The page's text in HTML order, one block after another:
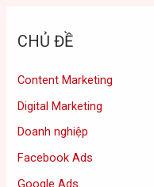
CHỦ ĐỀ
Content Marketing
Digital Marketing
Doanh nghiệp
Facebook Ads
Google Ads